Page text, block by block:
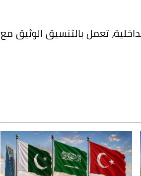
تعمل بالتنسيق الوثيق مع